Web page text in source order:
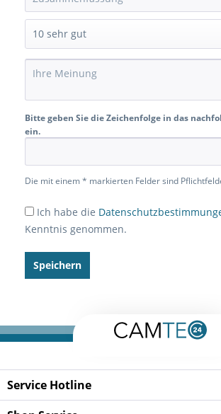
Bitte geben Sie die Zeichenfolge in das
ein.
Die mit einem * markierten Felder sind
Ich habe die
Kenntnis genommen.
Speichern
Service Hotline